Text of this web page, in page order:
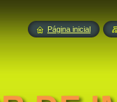
Página inicial